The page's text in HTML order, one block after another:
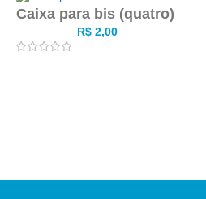
Caixa para bis (quatro)
R$2,00